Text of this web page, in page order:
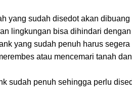
yang sudah disedot akan
lingkungan bisa dihindari
yang sudah penuh harus
atau mencemari tanah
sudah penuh sehingga perlu